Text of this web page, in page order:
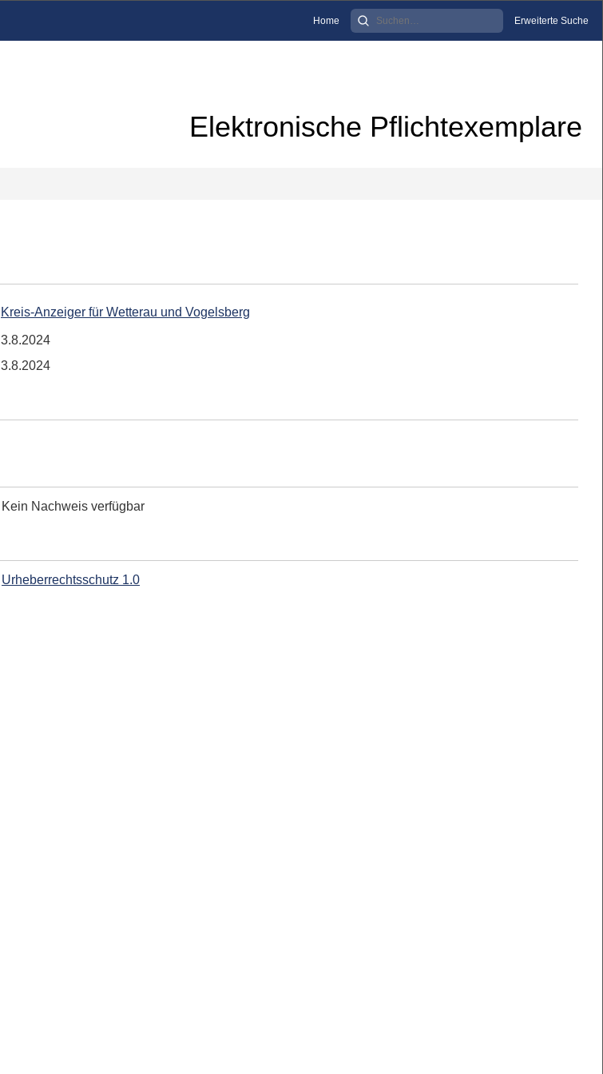
Home Erweiterte Suche
Elektronische Pflichtexemplare
Kreis-Anzeiger für Wetterau und Vogelsberg
3.8.2024
3.8.2024
Kein Nachweis verfügbar
Urheberrechtsschutz 1.0